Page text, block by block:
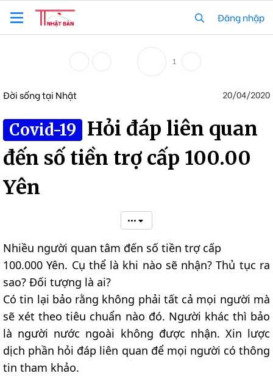
Đăng nhập
1
Đời sống tại Nhật 20/04/2020
Covid-19
Hỏi đáp liên quan
đến số tiền trợ cấp 100.00
Yên
•••
Nhiều người quan tâm đến số tiền trợ cấp
100.000 Yên. Cụ thể là khi nào sẽ nhận? Thủ tục ra
sao? Đối tượng là ai?
Có tin lại bảo rằng không phải tất cả mọi người mà
sẽ xét theo tiêu chuẩn nào đó. Người khác thì bảo
là người nước ngoài không được nhận. Xin lược
dịch phần hỏi đáp liên quan để mọi người có thông
tin tham khảo.